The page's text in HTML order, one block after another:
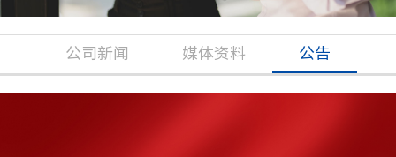
公司新闻 媒体资料 公告